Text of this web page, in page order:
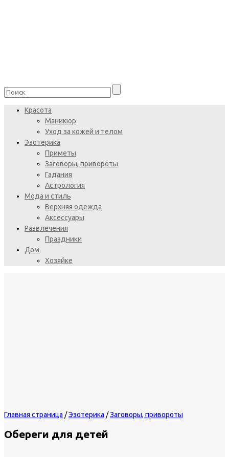
Красота
Маникюр
Уход за кожей и телом
Эзотерика
Приметы
Заговоры, привороты
Гадания
Астрология
Мода и стиль
Верхняя одежда
Аксессуары
Развлечения
Праздники
Дом
Хозяйке
Главная страница /Эзотерика /Заговоры, привороты
Обереги для детей